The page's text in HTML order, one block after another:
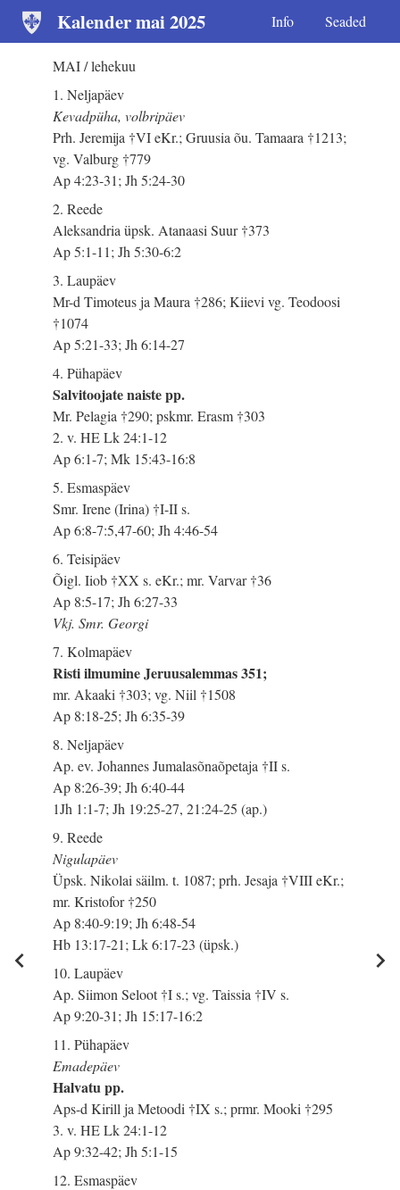
Kalender mai 2025 Info Seaded
MAI / lehekuu
1. Neljapäev
Kevadpüha, volbripäev
Prh. Jeremija †VI eKr.; Gruusia õu. Tamaara †1213;
vg. Valburg †779
Ap 4:23-31; Jh 5:24-30
2. Reede
Aleksandria üpsk. Atanaasi Suur †373
Ap 5:1-11; Jh 5:30-6:2
3. Laupäev
Mr-d Timoteus ja Maura †286; Kiievi vg. Teodoosi
†1074
Ap 5:21-33; Jh 6:14-27
4. Pühapäev
Salvitoojate naiste pp.
Mr. Pelagia †290; pskmr. Erasm †303
2. v. HE Lk 24:1-12
Ap 6:1-7; Mk 15:43-16:8
5. Esmaspäev
Smr. Irene (Irina) †I-II s.
Ap 6:8-7:5,47-60; Jh 4:46-54
6. Teisipäev
Õigl. Iiob †XX s. eKr.; mr. Varvar †36
Ap 8:5-17; Jh 6:27-33
Vkj. Smr. Georgi
7. Kolmapäev
Risti ilmumine Jeruusalemmas 351;
mr. Akaaki †303; vg. Niil †1508
Ap 8:18-25; Jh 6:35-39
8. Neljapäev
Ap. ev. Johannes Jumalasõnaõpetaja †II s.
Ap 8:26-39; Jh 6:40-44
1Jh 1:1-7; Jh 19:25-27, 21:24-25 (ap.)
9. Reede
Nigulapäev
Üpsk. Nikolai säilm. t. 1087; prh. Jesaja †VIII eKr.;
mr. Kristofor †250
Ap 8:40-9:19; Jh 6:48-54
Hb 13:17-21; Lk 6:17-23 (üpsk.)
10. Laupäev
Ap. Siimon Seloot †I s.; vg. Taissia †IV s.
Ap 9:20-31; Jh 15:17-16:2
11. Pühapäev
Emadepäev
Halvatu pp.
Aps-d Kirill ja Metoodi †IX s.; prmr. Mooki †295
3. v. HE Lk 24:1-12
Ap 9:32-42; Jh 5:1-15
12. Esmaspäev